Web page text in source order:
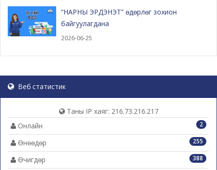
“НАРНЫ ЭРДЭНЭТ” өдөрлөг зохион
байгуулагдана
2026-06-25
Веб статистик
Таны IP хаяг: 216.73.216.217
2
Онлайн
255
Өнөөдөр
388
Өчигдөр